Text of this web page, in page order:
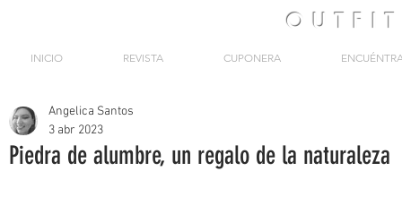
OUTFIT
INICIO REVISTA CUPONERA
Piedra de alumbre, un regalo de la naturaleza
Angelica Santos
3 abr 2023